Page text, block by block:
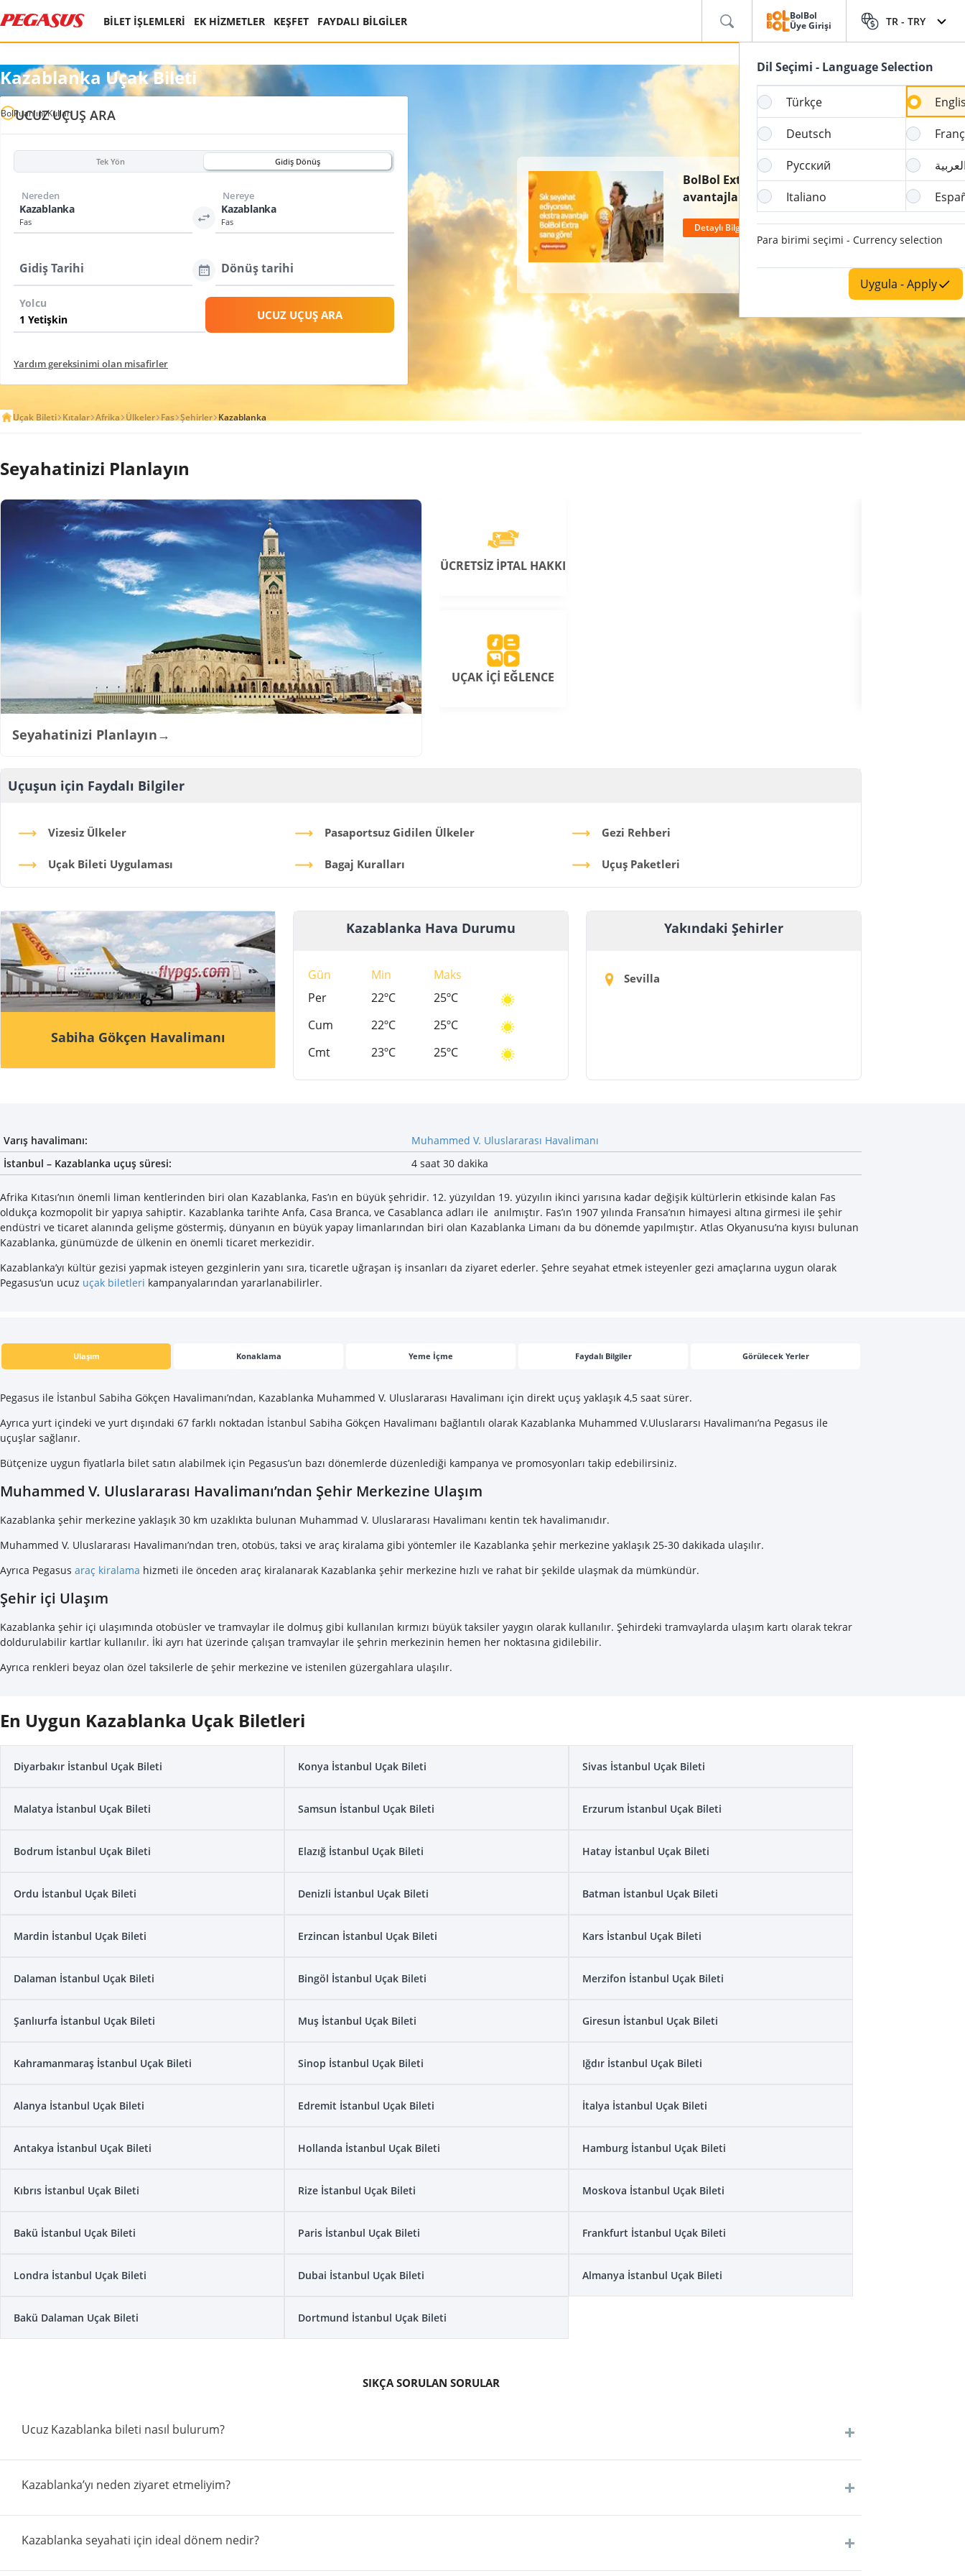
BİLET İŞLEMLERİ EK HİZMETLER KEŞFET FAYDALI BİLGİLER
BolBol
Üye Girişi
TR - TRY
Dil Seçimi - Language Selection
Türkçe
Deutsch
Русский
Italiano
Para birimi seçimi - Currency selection
Uygula - Apply
Kazablanka Uçak Bileti
UCUZ UÇUŞ ARA
BolPuan'ını Kullan
Tek Yön Gidiş Dönüş
Kazablanka
Fas
Nereden
Kazablanka
Fas
Nereye
Gidiş Tarihi Dönüş tarihi
Yolcu
UCUZ UÇUŞ ARA
Yardım gereksinimi olan misafirler
BolBol Extralılara özel
avantajlar: %50 Bagaj
İndirimi, Ücretsiz İptal Hakkı
ve 2 Kat BolPuan!
Detaylı Bilgi Al
Uçak Bileti Kıtalar Afrika Ülkeler Fas Şehirler Kazablanka
Seyahatinizi Planlayın
Seyahatinizi Planlayın→
ÜCRETSİZ İPTAL HAKKI
UÇAK İÇİ EĞLENCE
Uçuşun için Faydalı Bilgiler
Vizesiz Ülkeler Pasaportsuz Gidilen Ülkeler Gezi Rehberi
Uçak Bileti Uygulaması Bagaj Kuralları Uçuş Paketleri
Sabiha Gökçen Havalimanı
Kazablanka Hava Durumu
Gün Min
Maks
Per
22ºC
25ºC
Cum
22ºC
25ºC
Cmt
23ºC 25ºC
Yakındaki Şehirler
Sevilla
Varış havalimanı:
Muhammed V. Uluslararası Havalimanı
İstanbul – Kazablanka uçuş süresi:
4 saat 30 dakika
Afrika Kıtası’nın önemli liman kentlerinden biri olan Kazablanka, Fas’ın en büyük şehridir. 12. yüzyıldan 19. yüzyılın ikinci yarısına kadar değişik kültürlerin etkisinde kalan Fas
oldukça kozmopolit bir yapıya sahiptir. Kazablanka tarihte Anfa, Casa Branca, ve Casablanca adları ile anılmıştır. Fas’ın 1907 yılında Fransa’nın himayesi altına girmesi ile şehir
endüstri ve ticaret alanında gelişme göstermiş, dünyanın en büyük yapay limanlarından biri olan Kazablanka Limanı da bu dönemde yapılmıştır. Atlas Okyanusu’na kıyısı bulunan
Kazablanka, günümüzde de ülkenin en önemli ticaret merkezidir.
Kazablanka’yı kültür gezisi yapmak isteyen gezginlerin yanı sıra, ticaretle uğraşan iş insanları da ziyaret ederler. Şehre seyahat etmek isteyenler gezi amaçlarına uygun olarak
Pegasus‘un ucuz uçak biletleri kampanyalarından yararlanabilirler.
Ulaşım Konaklama Yeme İçme Faydalı Bilgiler Görülecek Yerler
Pegasus ile İstanbul Sabiha Gökçen Havalimanı’ndan, Kazablanka Muhammed V. Uluslararası Havalimanı için direkt uçuş yaklaşık 4,5 saat sürer.
Ayrıca yurt içindeki ve yurt dışındaki 67 farklı noktadan İstanbul Sabiha Gökçen Havalimanı bağlantılı olarak Kazablanka Muhammed V.Uluslararsı Havalimanı’na Pegasus ile
uçuşlar sağlanır.
Bütçenize uygun fiyatlarla bilet satın alabilmek için Pegasus’un bazı dönemlerde düzenlediği kampanya ve promosyonları takip edebilirsiniz.
Muhammed V. Uluslararası Havalimanı’ndan Şehir Merkezine Ulaşım
Kazablanka şehir merkezine yaklaşık 30 km uzaklıkta bulunan Muhammad V. Uluslararası Havalimanı kentin tek havalimanıdır.
Muhammed V. Uluslararası Havalimanı’ndan tren, otobüs, taksi ve araç kiralama gibi yöntemler ile Kazablanka şehir merkezine yaklaşık 25-30 dakikada ulaşılır.
Ayrıca Pegasus araç kiralama hizmeti ile önceden araç kiralanarak Kazablanka şehir merkezine hızlı ve rahat bir şekilde ulaşmak da mümkündür.
Şehir içi Ulaşım
Kazablanka şehir içi ulaşımında otobüsler ve tramvaylar ile dolmuş gibi kullanılan kırmızı büyük taksiler yaygın olarak kullanılır. Şehirdeki tramvaylarda ulaşım kartı olarak tekrar
doldurulabilir kartlar kullanılır. İki ayrı hat üzerinde çalışan tramvaylar ile şehrin merkezinin hemen her noktasına gidilebilir.
Ayrıca renkleri beyaz olan özel taksilerle de şehir merkezine ve istenilen güzergahlara ulaşılır.
En Uygun Kazablanka Uçak Biletleri
Diyarbakır İstanbul Uçak Bileti Konya İstanbul Uçak Bileti Sivas İstanbul Uçak Bileti
Malatya İstanbul Uçak Bileti Samsun İstanbul Uçak Bileti Erzurum İstanbul Uçak Bileti
Bodrum İstanbul Uçak Bileti Elazığ İstanbul Uçak Bileti Hatay İstanbul Uçak Bileti
Ordu İstanbul Uçak Bileti Denizli İstanbul Uçak Bileti Batman İstanbul Uçak Bileti
Mardin İstanbul Uçak Bileti Erzincan İstanbul Uçak Bileti Kars İstanbul Uçak Bileti
Dalaman İstanbul Uçak Bileti Bingöl İstanbul Uçak Bileti Merzifon İstanbul Uçak Bileti
Şanlıurfa İstanbul Uçak Bileti Muş İstanbul Uçak Bileti Giresun İstanbul Uçak Bileti
Kahramanmaraş İstanbul Uçak Bileti Sinop İstanbul Uçak Bileti Iğdır İstanbul Uçak Bileti
Alanya İstanbul Uçak Bileti Edremit İstanbul Uçak Bileti İtalya İstanbul Uçak Bileti
Antakya İstanbul Uçak Bileti Hollanda İstanbul Uçak Bileti Hamburg İstanbul Uçak Bileti
Kıbrıs İstanbul Uçak Bileti Rize İstanbul Uçak Bileti Moskova İstanbul Uçak Bileti
Bakü İstanbul Uçak Bileti Paris İstanbul Uçak Bileti Frankfurt İstanbul Uçak Bileti
Londra İstanbul Uçak Bileti Dubai İstanbul Uçak Bileti Almanya İstanbul Uçak Bileti
Bakü Dalaman Uçak Bileti Dortmund İstanbul Uçak Bileti
SIKÇA SORULAN SORULAR
Ucuz Kazablanka bileti nasıl bulurum?
Kazablanka’yı neden ziyaret etmeliyim?
Kazablanka seyahati için ideal dönem nedir?